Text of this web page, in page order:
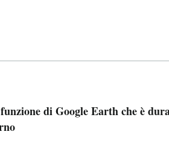
di Google Earth che è